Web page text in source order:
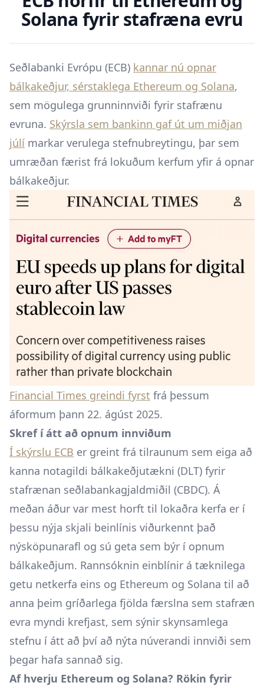
Solana fyrir stafræna evru
Seðlabanki Evrópu (ECB) kannar nú opnar
bálkakeðjur, sérstaklega Ethereum og Solana,
sem mögulega grunninnviði fyrir stafrænu
evruna. Skýrsla sem bankinn gaf út um miðjan
júlí markar verulega stefnubreytingu, þar sem
umræðan færist frá lokuðum kerfum yfir á opnar
bálkakeðjur.
Financial Times greindi fyrst frá þessum
áformum þann 22. ágúst 2025.
Skref í átt að opnum innviðum
Í skýrslu ECB er greint frá tilraunum sem eiga að
kanna notagildi bálkakeðjutækni (DLT) fyrir
stafrænan seðlabankagjaldmiðil (CBDC). Á
meðan áður var mest horft til lokaðra kerfa er í
þessu nýja skjali beinlínis viðurkennt það
nýsköpunarafl og sú geta sem býr í opnum
bálkakeðjum. Rannsóknin einblínir á tæknilega
getu netkerfa eins og Ethereum og Solana til að
anna þeim gríðarlega fjölda færslna sem stafræn
evra myndi krefjast, sem sýnir skynsamlega
stefnu í átt að því að nýta núverandi innviði sem
þegar hafa sannað sig.
Af hverju Ethereum og Solana? Rökin fyrir